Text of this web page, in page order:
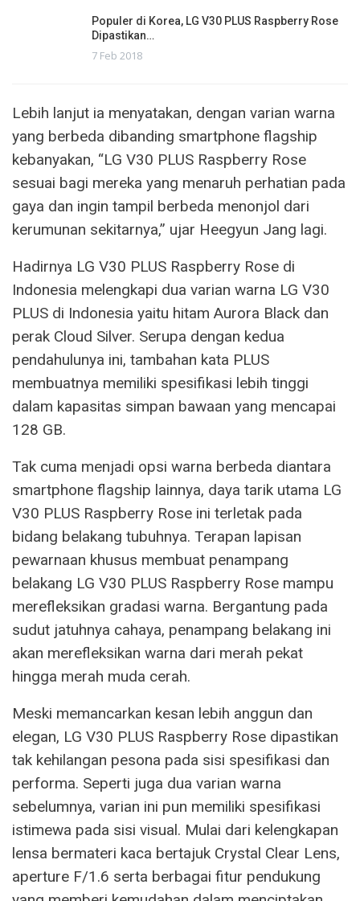
Populer di Korea, LG V30 PLUS Raspberry Rose
Dipastikan…
7 Feb 2018
Lebih lanjut ia menyatakan, dengan varian warna
yang berbeda dibanding smartphone flagship
kebanyakan, “LG V30 PLUS Raspberry Rose
sesuai bagi mereka yang menaruh perhatian pada
gaya dan ingin tampil berbeda menonjol dari
kerumunan sekitarnya,” ujar Heegyun Jang lagi.
Hadirnya LG V30 PLUS Raspberry Rose di
Indonesia melengkapi dua varian warna LG V30
PLUS di Indonesia yaitu hitam Aurora Black dan
perak Cloud Silver. Serupa dengan kedua
pendahulunya ini, tambahan kata PLUS
membuatnya memiliki spesifikasi lebih tinggi
dalam kapasitas simpan bawaan yang mencapai
128 GB.
Tak cuma menjadi opsi warna berbeda diantara
smartphone flagship lainnya, daya tarik utama LG
V30 PLUS Raspberry Rose ini terletak pada
bidang belakang tubuhnya. Terapan lapisan
pewarnaan khusus membuat penampang
belakang LG V30 PLUS Raspberry Rose mampu
merefleksikan gradasi warna. Bergantung pada
sudut jatuhnya cahaya, penampang belakang ini
akan merefleksikan warna dari merah pekat
hingga merah muda cerah.
Meski memancarkan kesan lebih anggun dan
elegan, LG V30 PLUS Raspberry Rose dipastikan
tak kehilangan pesona pada sisi spesifikasi dan
performa. Seperti juga dua varian warna
sebelumnya, varian ini pun memiliki spesifikasi
istimewa pada sisi visual. Mulai dari kelengkapan
lensa bermateri kaca bertajuk Crystal Clear Lens,
aperture F/1.6 serta berbagai fitur pendukung